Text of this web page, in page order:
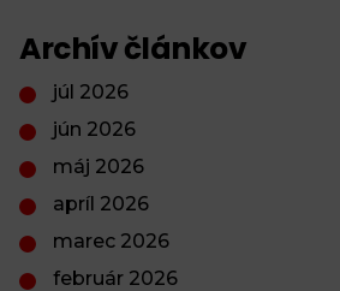
Archív článkov
júl 2026
jún 2026
máj 2026
apríl 2026
marec 2026
február 2026